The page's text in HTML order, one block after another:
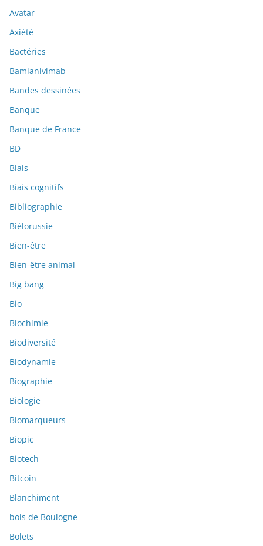
Avatar
Axiété
Bactéries
Bamlanivimab
Bandes dessinées
Banque
Banque de France
BD
Biais
Biais cognitifs
Bibliographie
Biélorussie
Bien-être
Bien-être animal
Big bang
Bio
Biochimie
Biodiversité
Biodynamie
Biographie
Biologie
Biomarqueurs
Biopic
Biotech
Bitcoin
Blanchiment
bois de Boulogne
Bolets